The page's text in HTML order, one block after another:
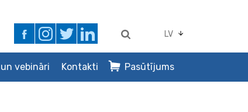
LV
vebināri Kontakti Pasūtījums